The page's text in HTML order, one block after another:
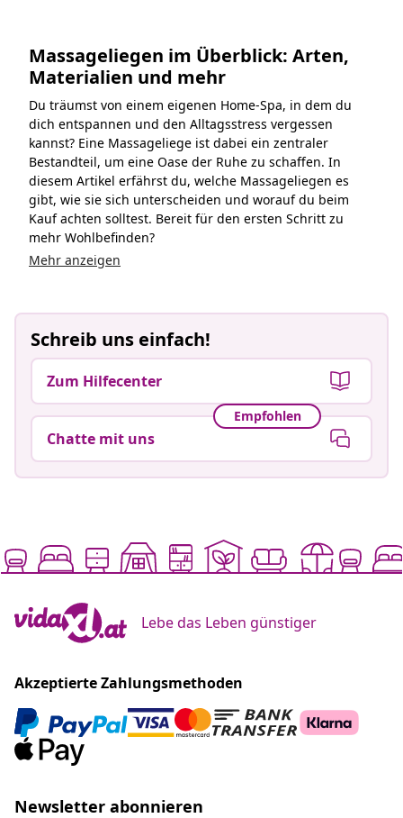
Massageliegen im Überblick: Arten,
Materialien und mehr
Du träumst von einem eigenen Home-Spa, in dem du
dich entspannen und den Alltagsstress vergessen
kannst? Eine Massageliege ist dabei ein zentraler
Bestandteil, um eine Oase der Ruhe zu schaffen. In
diesem Artikel erfährst du, welche Massageliegen es
gibt, wie sie sich unterscheiden und worauf du beim
Kauf achten solltest. Bereit für den ersten Schritt zu
mehr Wohlbefinden?
Mehr anzeigen
Schreib uns einfach!
Zum Hilfecenter
Empfohlen
Chatte mit uns
Lebe das Leben günstiger
Akzeptierte Zahlungsmethoden
Newsletter abonnieren